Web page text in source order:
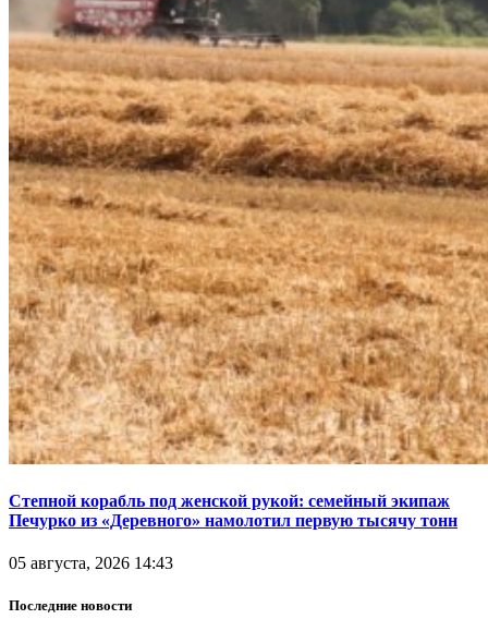
Степной корабль под женской рукой: семейный экипаж
Печурко из «Деревного» намолотил первую тысячу тонн
05 августа, 2026 14:43
Последние новости